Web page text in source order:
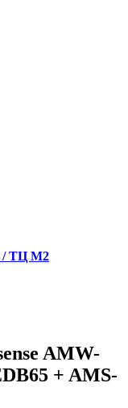
/ ТЦ М2
AMW-
+ AMS-